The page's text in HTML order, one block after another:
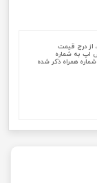
از درج قیمت
اپ به شماره
با شماره همراه ذکر شده